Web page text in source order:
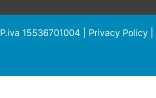
15536701004 | Privacy Policy